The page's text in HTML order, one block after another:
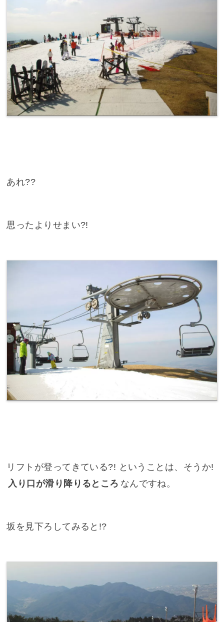
あれ??
思ったよりせまい?!
リフトが登ってきている?! ということは、そうか!
入り口が滑り降りるところ なんですね。
坂を見下ろしてみると!?